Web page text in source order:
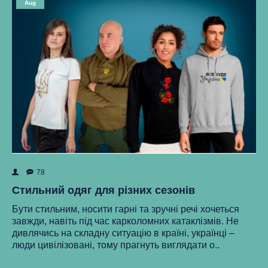
Aug
78
Стильний одяг для різних сезонів
Бути стильним, носити гарні та зручні речі хочеться
завжди, навіть під час карколомних катаклізмів. Не
дивлячись на складну ситуацію в країні, українці –
люди цивілізовані, тому прагнуть виглядати о..